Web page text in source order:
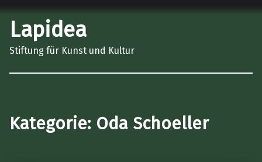
Lapidea
Stiftung für Kunst und Kultur
Kategorie: Oda Schoeller